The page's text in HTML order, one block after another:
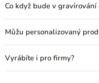
Co když bude v gravírování
Můžu personalizovaný
Vyrábíte i pro firmy?